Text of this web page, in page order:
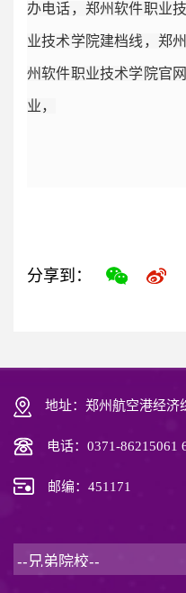
办电话，郑州软件职业
业技术学院建档线，郑
州软件职业技术学院官
业，
分享到：
地址：郑州航空港经济
电话：0371-86215061
邮编：451171